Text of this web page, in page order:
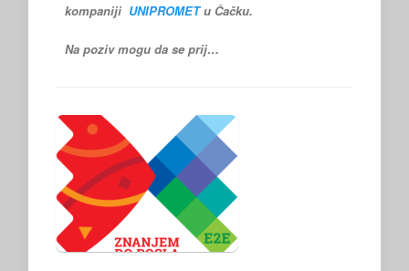
kompaniji UNIPROMETu Čačku.
Na poziv mogu da se prij…